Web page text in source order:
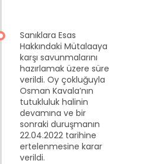
Sanıklara Esas
Hakkındaki Mütalaaya
karşı savunmalarını
hazırlamak üzere süre
verildi. Oy çokluğuyla
Osman Kavala’nın
tutukluluk halinin
devamına ve bir
sonraki duruşmanın
22.04.2022 tarihine
ertelenmesine karar
verildi.